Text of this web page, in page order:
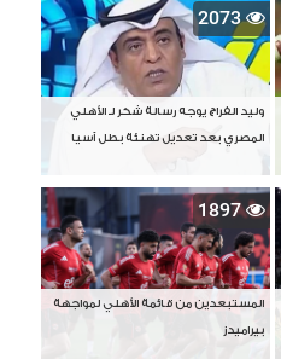
2073
وليد الفراج يوجه رسالة شكر لـ الأهلي
المصري بعد تعديل تهنئة بطل آسيا
1897
المستبعدين من قائمة الأهلي لمواجهة
بيراميدز